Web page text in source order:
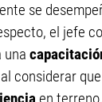
se
el jefe
una
considerar